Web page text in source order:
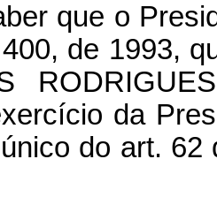
o
de 1993,
da
do art.